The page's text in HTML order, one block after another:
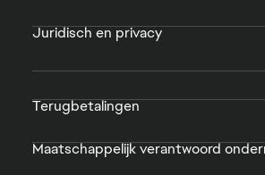
Juridisch en privacy
Terugbetalingen
Maatschappelijk verantwoord